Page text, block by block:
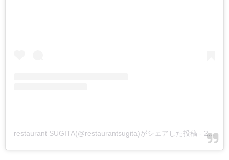
restaurant SUGITA(@restaurantsugita)がシェアした投稿 - 2019年 8月月16日午後11時09分PDT